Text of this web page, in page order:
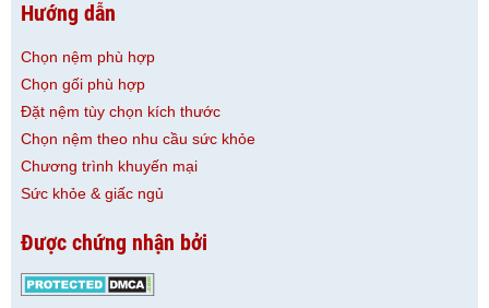
Hướng dẫn
Chọn nệm phù hợp
Chọn gối phù hợp
Đặt nệm tùy chọn kích thước
Chọn nệm theo nhu cầu sức khỏe
Chương trình khuyến mại
Sức khỏe & giấc ngủ
Được chứng nhận bởi